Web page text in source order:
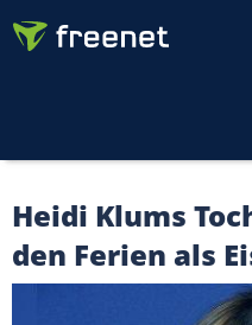
Heidi Klums
den Ferien als